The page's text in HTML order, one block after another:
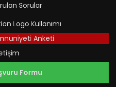
Sorular
Logo Kullanımı
Anketi
Formu